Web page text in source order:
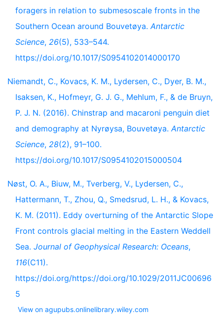
foragers in relation to submesoscale fronts in the
Southern Ocean around Bouvetøya.Antarctic
Science, 26(5), 533–544.
https://doi.org/10.1017/S0954102014000170
Niemandt, C., Kovacs, K. M., Lydersen, C., Dyer, B. M.,
Isaksen, K., Hofmeyr, G. J. G., Mehlum, F., & de Bruyn,
P. J. N. (2016). Chinstrap and macaroni penguin diet
and demography at Nyrøysa, Bouvetøya.Antarctic
Science, 28(2), 91–100.
https://doi.org/10.1017/S0954102015000504
Nøst, O. A., Biuw, M., Tverberg, V., Lydersen, C.,
Hattermann, T., Zhou, Q., Smedsrud, L. H., & Kovacs,
K. M. (2011). Eddy overturning of the Antarctic Slope
Front controls glacial melting in the Eastern Weddell
Sea. Journal of Geophysical Research: Oceans,
116(C11).
https://doi.org/https://doi.org/10.1029/2011JC00696
5
View on agupubs.onlinelibrary.wiley.com